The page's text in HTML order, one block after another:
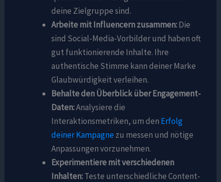
deine Zielgruppe sind.
Arbeite mit Influencern zusammen:Die
sind Social-Media-Vorbilder und haben oft
gut funktionierende Inhalte. Ihre
authentische Stimme kann deiner Marke
Glaubwürdigkeit verleihen.
Behalte den Überblick über Engagement-
Daten:Analysiere die
Interaktionsmetriken, um den Erfolg
deiner Kampagnezu messen und nötige
Anpassungen vorzunehmen.
Experimentiere mit verschiedenen
Inhalten:Teste unterschiedliche Content-